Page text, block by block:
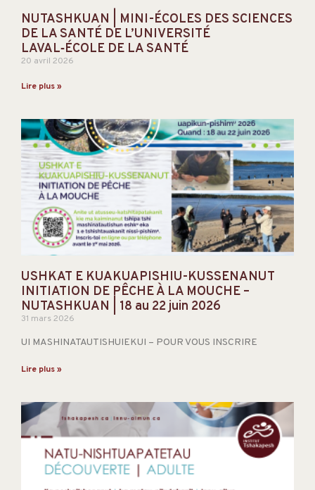
NUTASHKUAN | MINI-ÉCOLES DES SCIENCES
DE LA SANTÉ DE L’UNIVERSITÉ
LAVAL‑ÉCOLE DE LA SANTÉ
20 avril 2026
Lire plus »
USHKAT E KUAKUAPISHIU-KUSSENANUT
INITIATION DE PÊCHE À LA MOUCHE –
NUTASHKUAN | 18 au 22 juin 2026
31 mars 2026
UI MASHINATAUTISHUIEKUI – POUR VOUS INSCRIRE
Lire plus »